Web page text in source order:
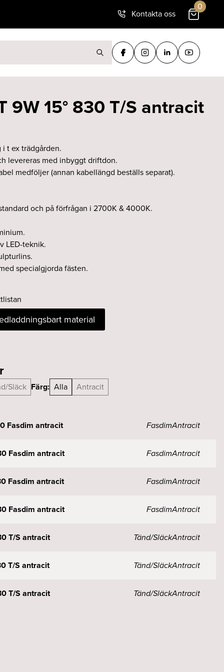
Kontakta oss
0
9W 15° 830 T/S antracit
t ex trädgården.
levereras med inbyggt driftdon.
medföljer (annan kabellängd beställs separat).
och på förfrågan i 2700K & 4000K.
LED-teknik.
specialgjorda fästen.
material
Släck Färg: Alla Antracit
Fasdim antracit FasdimAntracit
Fasdim antracit FasdimAntracit
Fasdim antracit FasdimAntracit
Fasdim antracit FasdimAntracit
T/S antracit Tänd/SläckAntracit
T/S antracit Tänd/SläckAntracit
T/S antracit Tänd/SläckAntracit